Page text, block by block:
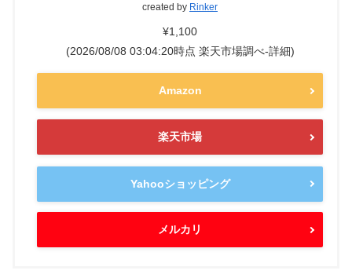
created by Rinker
¥1,100
(2026/08/08 03:04:20時点 楽天市場調べ-詳細)
Amazon
楽天市場
Yahooショッピング
メルカリ